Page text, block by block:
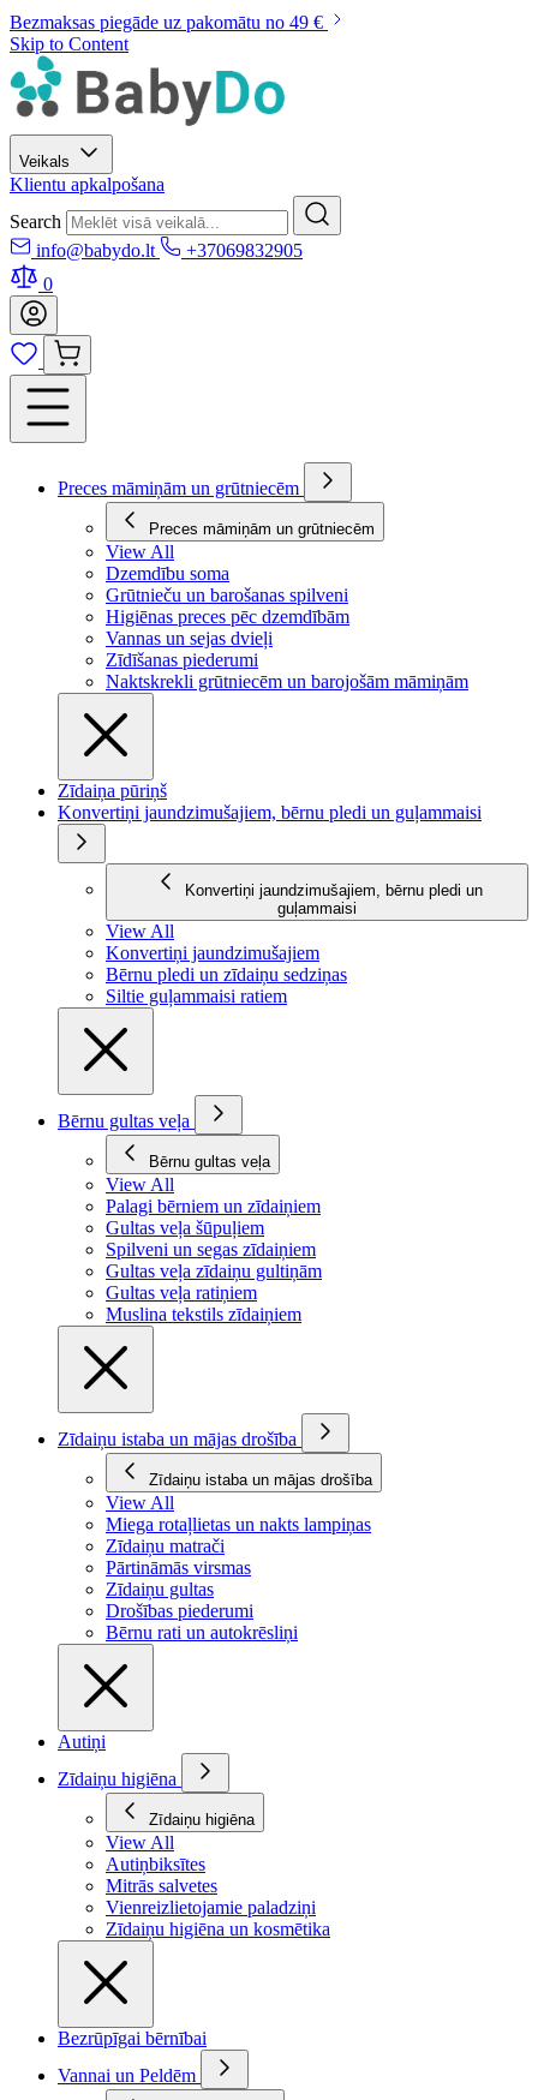
Bezmaksas piegāde uz pakomātu no 49 €
Skip to Content
Veikals
Klientu apkalpošana
Search
info@babydo.lt
+37069832905
0
Preces māmiņām un grūtniecēm
Preces māmiņām un grūtniecēm
View All
Dzemdību soma
Grūtnieču un barošanas spilveni
Higiēnas preces pēc dzemdībām
Vannas un sejas dvieļi
Zīdīšanas piederumi
Naktskrekli grūtniecēm un barojošām māmiņām
Zīdaiņa pūriņš
Konvertiņi jaundzimušajiem, bērnu pledi un guļammaisi
Konvertiņi jaundzimušajiem, bērnu pledi un
guļammaisi
View All
Konvertiņi jaundzimušajiem
Bērnu pledi un zīdaiņu sedziņas
Siltie guļammaisi ratiem
Bērnu gultas veļa
Bērnu gultas veļa
View All
Palagi bērniem un zīdaiņiem
Gultas veļa šūpuļiem
Spilveni un segas zīdaiņiem
Gultas veļa zīdaiņu gultiņām
Gultas veļa ratiņiem
Muslina tekstils zīdaiņiem
Zīdaiņu istaba un mājas drošība
Zīdaiņu istaba un mājas drošība
View All
Miega rotaļlietas un nakts lampiņas
Zīdaiņu matrači
Pārtināmās virsmas
Zīdaiņu gultas
Drošības piederumi
Bērnu rati un autokrēsliņi
Autiņi
Zīdaiņu higiēna
Zīdaiņu higiēna
View All
Autiņbiksītes
Mitrās salvetes
Vienreizlietojamie paladziņi
Zīdaiņu higiēna un kosmētika
Bezrūpīgai bērnībai
Vannai un Peldēm